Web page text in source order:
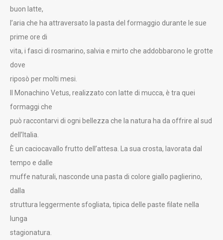
buon latte,
l’aria che ha attraversato la pasta del formaggio durante le sue
prime ore di
vita, i fasci di rosmarino, salvia e mirto che addobbarono le grotte
dove
riposò per molti mesi.
Il Monachino Vetus, realizzato con latte di mucca, è tra quei
formaggi che
può raccontarvi di ogni bellezza che la natura ha da offrire al sud
dell’Italia.
È un caciocavallo frutto dell’attesa. La sua crosta, lavorata dal
tempo e dalle
muffe naturali, nasconde una pasta di colore giallo paglierino,
dalla
struttura leggermente sfogliata, tipica delle paste filate nella
lunga
stagionatura.